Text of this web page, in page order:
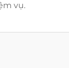
vụ.